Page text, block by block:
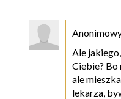
Ale
Ciebie? Bo
ale
lekarza,